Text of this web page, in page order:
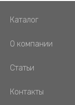
Каталог
О компании
Статьи
Контакты